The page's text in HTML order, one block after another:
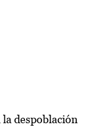
despoblación